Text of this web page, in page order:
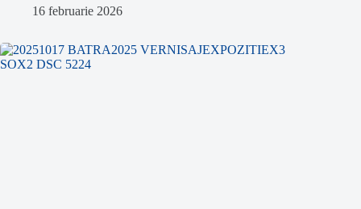
16 februarie 2026